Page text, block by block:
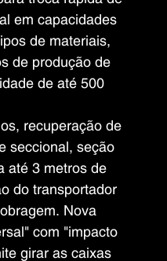
em capacidades
de materiais,
de produção de
de até 500
recuperação de
seccional, seção
até 3 metros de
do transportador
Nova
com "impacto
girar as caixas